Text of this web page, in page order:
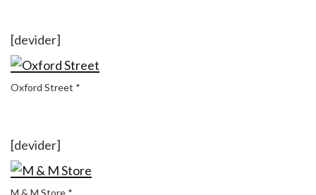
[devider]
Oxford Street *
[devider]
M & M Store *